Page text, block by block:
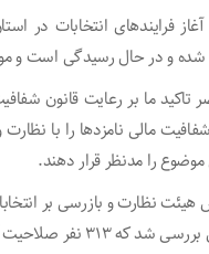
آغاز فرایند‌های انتخابات
شده و در حال رسیدگی است و
تاکید ما بر رعایت قانون
مالی نامزد‌ها را با
را مدنظر قرار دهند.
درصد کل داوطلبان مجلس در استان است.